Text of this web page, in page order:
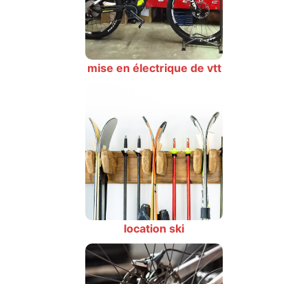
mise en électrique de vtt
location ski